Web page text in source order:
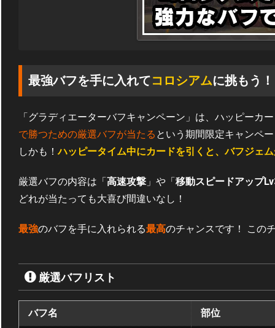
最強バフを手に入れてコロシアムに挑もう！
「グラディエーターバフキャンペーン」は、ハッピーカ
で勝つための厳選バフが当たる という期間限定キャンペ
しかも！ハッピータイム中にカードを引くと、バフジェ
厳選バフの内容は「 高速攻撃 」や「 移動スピードアップ
どれが当たっても大喜び間違いなし！
最強のバフを手に入れられる最高のチャンスです！ この
厳選バフリスト
バフ名 部位